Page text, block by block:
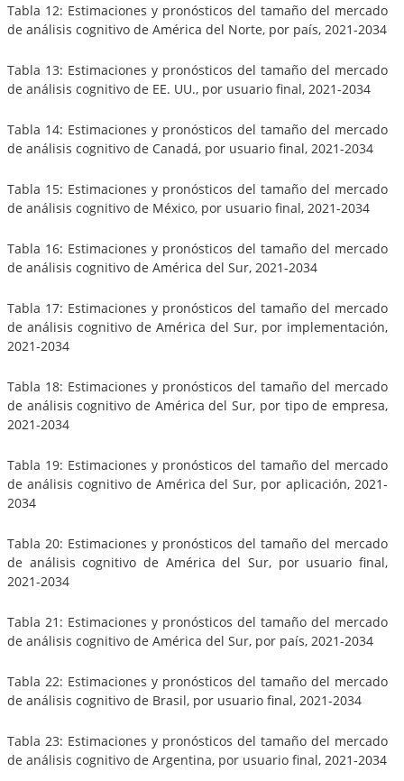
Tabla 12: Estimaciones y pronósticos del tamaño del mercado
de análisis cognitivo de América del Norte, por país, 2021-2034
Tabla 13: Estimaciones y pronósticos del tamaño del mercado
de análisis cognitivo de EE. UU., por usuario final, 2021-2034
Tabla 14: Estimaciones y pronósticos del tamaño del mercado
de análisis cognitivo de Canadá, por usuario final, 2021-2034
Tabla 15: Estimaciones y pronósticos del tamaño del mercado
de análisis cognitivo de México, por usuario final, 2021-2034
Tabla 16: Estimaciones y pronósticos del tamaño del mercado
de análisis cognitivo de América del Sur, 2021-2034
Tabla 17: Estimaciones y pronósticos del tamaño del mercado
de análisis cognitivo de América del Sur, por implementación,
2021-2034
Tabla 18: Estimaciones y pronósticos del tamaño del mercado
de análisis cognitivo de América del Sur, por tipo de empresa,
2021-2034
Tabla 19: Estimaciones y pronósticos del tamaño del mercado
de análisis cognitivo de América del Sur, por aplicación, 2021-
2034
Tabla 20: Estimaciones y pronósticos del tamaño del mercado
de análisis cognitivo de América del Sur, por usuario final,
2021-2034
Tabla 21: Estimaciones y pronósticos del tamaño del mercado
de análisis cognitivo de América del Sur, por país, 2021-2034
Tabla 22: Estimaciones y pronósticos del tamaño del mercado
de análisis cognitivo de Brasil, por usuario final, 2021-2034
Tabla 23: Estimaciones y pronósticos del tamaño del mercado
de análisis cognitivo de Argentina, por usuario final, 2021-2034